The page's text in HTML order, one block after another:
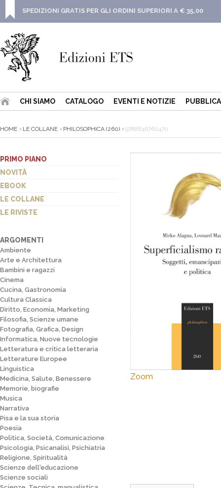
SPEDIZIONI GRATIS PER GLI ORDINI SUPERIORI A € 35,00
CHI SIAMO CATALOGO EVENTI E NOTIZIE
HOME LE COLLANE PHILOSOPHICA (260) 9788846760470
PRIMO PIANO
NOVITÀ
EBOOK
LE COLLANE
LE RIVISTE
ARGOMENTI
Ambiente
Arte e Architettura
Bambini e ragazzi
Cinema
Cucina, Gastronomia
Cultura Classica
Diritto, Economia, Marketing
Filosofia, Scienze umane
Fotografia, Grafica, Design
Informatica, Nuove tecnologie
Letteratura e critica letteraria
Letterature Europee
Linguistica
Medicina, Salute, Benessere
Memorie, biografie
Musica
Narrativa
Pisa e la sua storia
Poesia
Politica, Società, Comunicazione
Psicologia, Psicanalisi, Psichiatria
Religione, Spiritualità
Scienze dell'educazione
Scienze sociali
Zoom